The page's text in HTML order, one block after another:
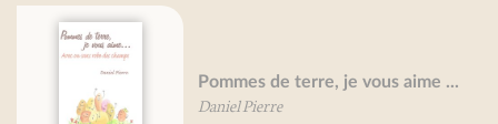
Pommes de terre, je vous aime ...
Daniel Pierre